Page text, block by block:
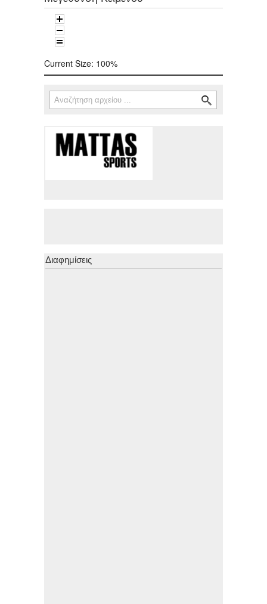
Current Size: 100%
Φόρμα αναζήτησης
Αναζήτηση
Διαφημίσεις